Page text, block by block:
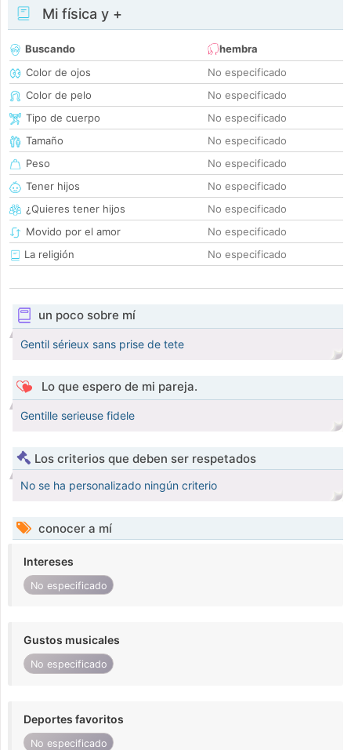
Mi física y +
Buscando
hembra
Color de ojos
No especificado
Color de pelo
No especificado
Tipo de cuerpo
No especificado
Tamaño
No especificado
Peso
No especificado
Tener hijos
No especificado
¿Quieres tener hijos
No especificado
Movido por el amor
No especificado
La religión
No especificado
un poco sobre mí
Gentil sérieux sans prise de tete
Lo que espero de mi pareja.
Gentille serieuse fidele
Los criterios que deben ser respetados
No se ha personalizado ningún criterio
conocer a mí
Intereses
No especificado
Gustos musicales
No especificado
Deportes favoritos
No especificado